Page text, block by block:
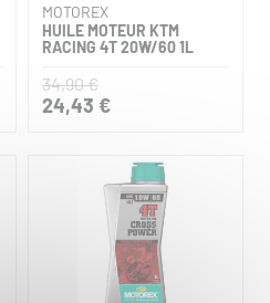
MOTOREX
HUILE MOTEUR KTM
RACING 4T 20W/60 1L
34,90 €
24,43 €